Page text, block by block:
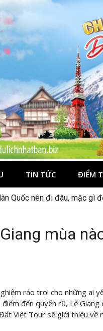
TIN TỨC ĐIỂM
trở nên trọn vẹn hơn
mùa
ráo trọi cho những ai
đến quyến rũ, Lệ
Việt Tour sẽ giới thiệu về